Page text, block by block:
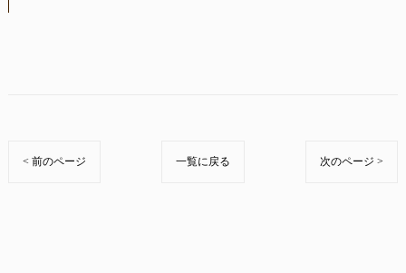
< 前のページ 一覧に戻る 次のページ >